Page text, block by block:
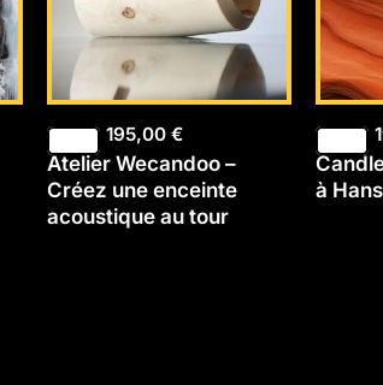
195,00€
Atelier Wecandoo –
Créez une enceinte
acoustique au tour
à